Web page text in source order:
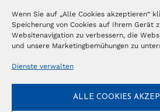
Wenn Sie auf „Alle Cookies akzeptieren“
Speicherung von Cookies auf Ihrem Gerät
Websitenavigation zu verbessern, die
und unsere Marketingbemühungen zu
Dienste verwalten
ALLE COOKIES
MAGAZIN ABONNIEREN
Abonnieren
NEWSLETTER
Anmelden